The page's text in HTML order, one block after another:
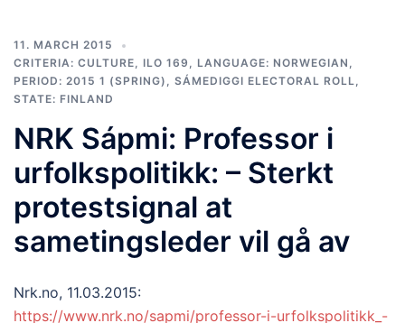
11. MARCH 2015
CRITERIA: CULTURE, ILO 169 , LANGUAGE: NORWEGIAN ,
PERIOD: 2015 1 (SPRING) , SÁMEDIGGI ELECTORAL ROLL,
STATE: FINLAND
NRK Sápmi: Professor i
urfolkspolitikk: – Sterkt
protestsignal at
sametingsleder vil gå av
Nrk.no, 11.03.2015:
https://www.nrk.no/sapmi/professor-i-urfolkspolitikk_-